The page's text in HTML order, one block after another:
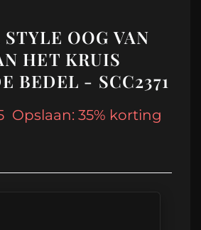
OOG VAN
HET KRUIS
BEDEL - SCC2371
Opslaan: 35% korting